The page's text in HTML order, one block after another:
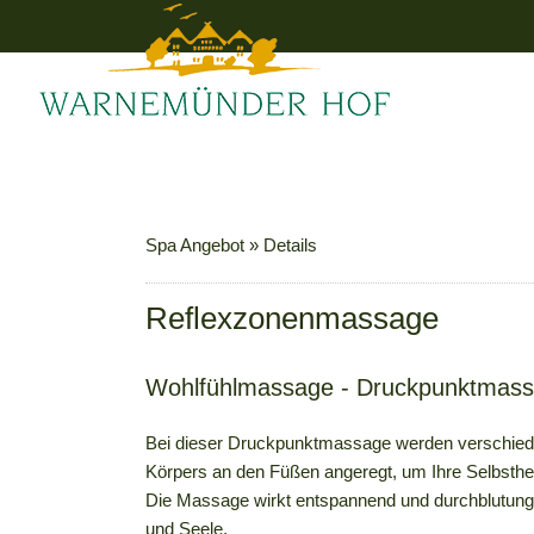
Spa Angebot » Details
Reflexzonenmassage
Wohlfühlmassage -
Bei dieser Druckpunktmassage werden
Körpers an den Füßen angeregt, um Ihre
Die Massage wirkt entspannend und
und Seele.